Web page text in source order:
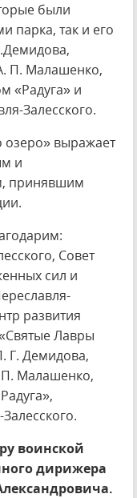
были
парка, так и его
П. Малашенко,
«Радуга» и
Залесского.
выражает
и
принявшим
Совет
сил и
развития
Лавры
Г. Демидова,
П. Малашенко,
воинской
дирижера